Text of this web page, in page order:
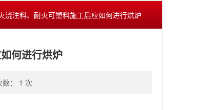
浇注料、耐火可塑料施工后应如何进行烘炉
何进行烘炉
数： 1 次